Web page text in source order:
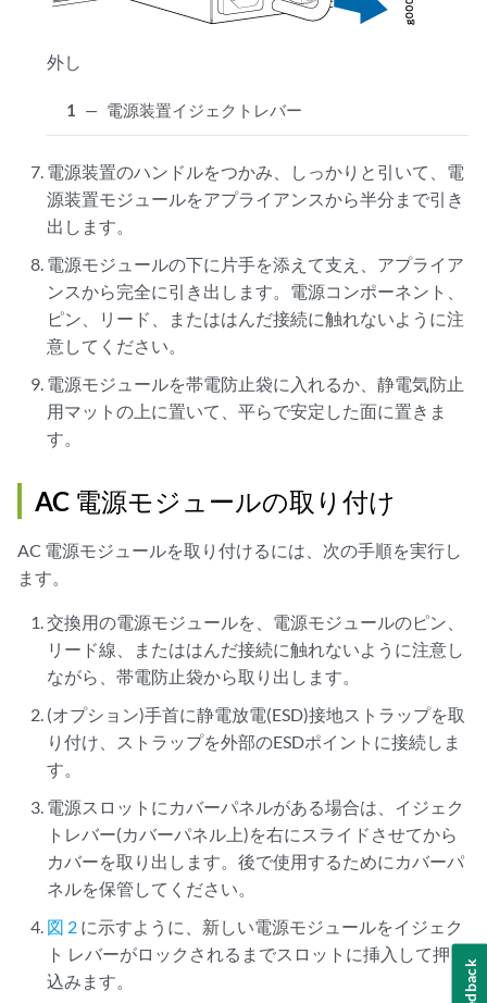
外し
1 — 電源装置イジェクトレバー
電源装置のハンドルをつかみ、しっかりと引いて、電
源装置モジュールをアプライアンスから半分まで引き
出します。
電源モジュールの下に片手を添えて支え、アプライア
ンスから完全に引き出します。電源コンポーネント、
ピン、リード、またははんだ接続に触れないように注
意してください。
電源モジュールを帯電防止袋に入れるか、静電気防止
用マットの上に置いて、平らで安定した面に置きま
す。
AC 電源モジュールの取り付け
AC 電源モジュールを取り付けるには、次の手順を実行し
ます。
交換用の電源モジュールを、電源モジュールのピン、
リード線、またははんだ接続に触れないように注意し
ながら、帯電防止袋から取り出します。
(オプション)手首に静電放電(ESD)接地ストラップを取
り付け、ストラップを外部のESDポイントに接続しま
す。
電源スロットにカバーパネルがある場合は、イジェク
トレバー(カバーパネル上)を右にスライドさせてから
カバーを取り出します。後で使用するためにカバーパ
ネルを保管してください。
図 2 に示すように、新しい電源モジュールをイジェク
ト レバーがロックされるまでスロットに挿入して押し
込みます。